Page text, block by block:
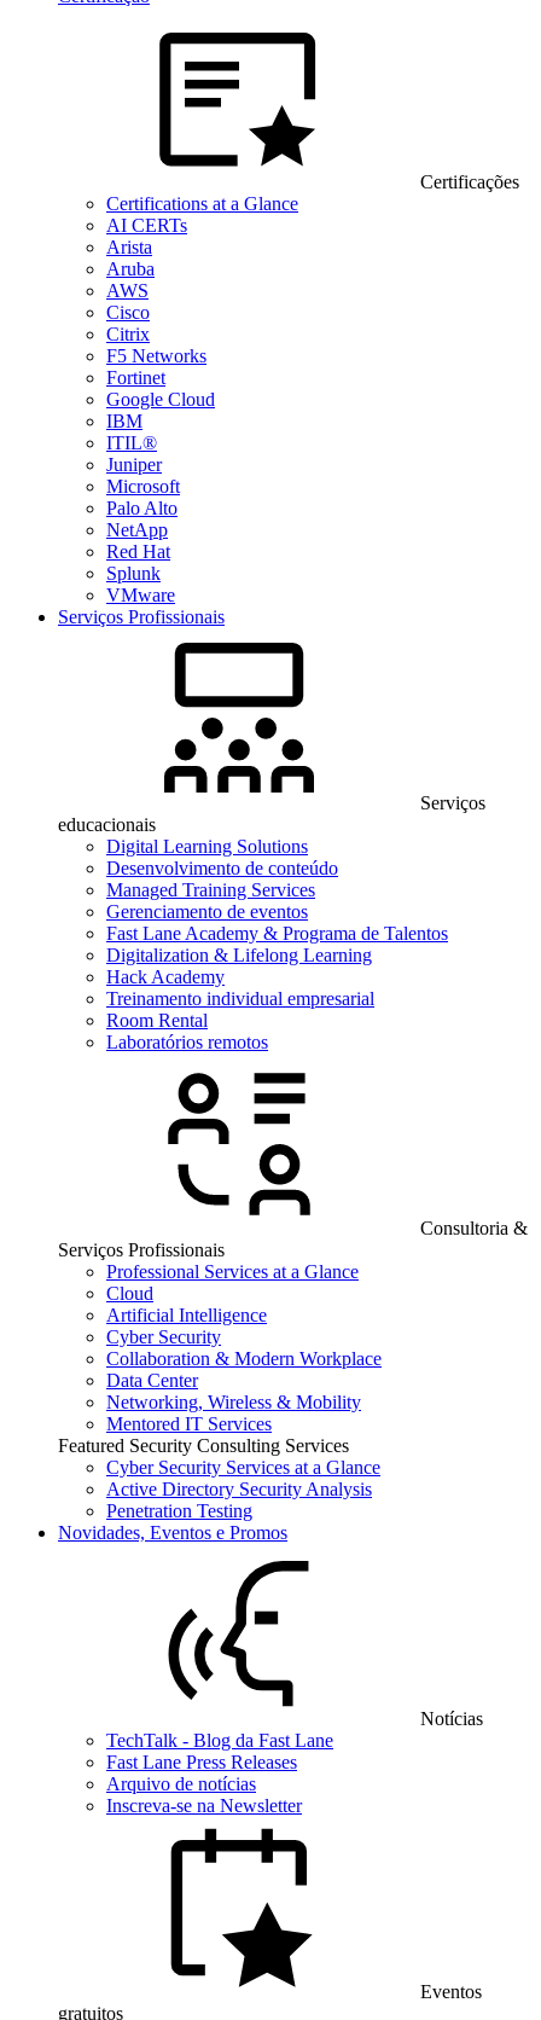
Certificações
Certifications at a Glance
AI CERTs
Arista
Aruba
AWS
Cisco
Citrix
F5 Networks
Fortinet
Google Cloud
IBM
ITIL®
Juniper
Microsoft
Palo Alto
NetApp
Red Hat
Splunk
VMware
Serviços Profissionais
Serviços
educacionais
Digital Learning Solutions
Desenvolvimento de conteúdo
Managed Training Services
Gerenciamento de eventos
Fast Lane Academy & Programa de Talentos
Digitalization & Lifelong Learning
Hack Academy
Treinamento individual empresarial
Room Rental
Laboratórios remotos
Consultoria &
Serviços Profissionais
Professional Services at a Glance
Cloud
Artificial Intelligence
Cyber Security
Collaboration & Modern Workplace
Data Center
Networking, Wireless & Mobility
Mentored IT Services
Featured Security Consulting Services
Cyber Security Services at a Glance
Active Directory Security Analysis
Penetration Testing
Novidades, Eventos e Promos
Notícias
TechTalk - Blog da Fast Lane
Fast Lane Press Releases
Arquivo de notícias
Inscreva-se na Newsletter
Eventos
gratuitos